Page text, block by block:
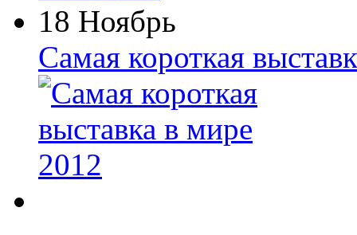
18 Ноябрь
Самая короткая